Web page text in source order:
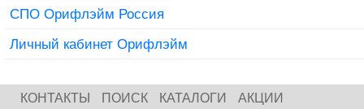
СПО Орифлэйм Россия
Личный кабинет Орифлэйм
КОНТАКТЫ ПОИСК КАТАЛОГИ
АКЦИИ